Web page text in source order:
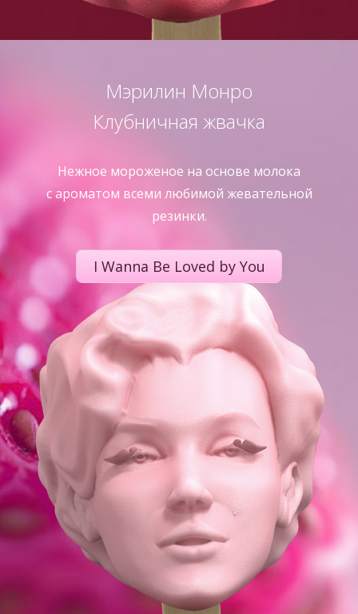
Мэрилин Монро
Клубничная жвачка
Нежное мороженое на основе молока
с ароматом всеми любимой жевательной
резинки.
I Wanna Be Loved by You